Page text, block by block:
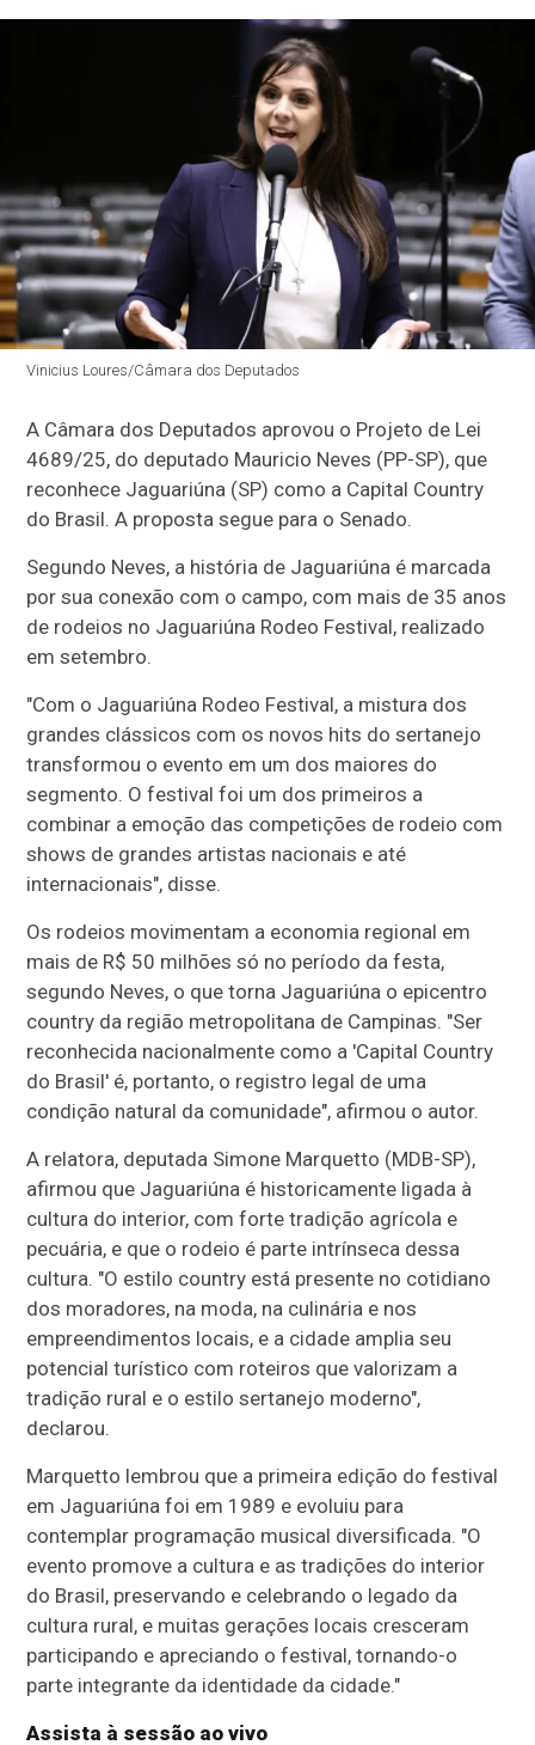
Vinicius Loures/Câmara dos Deputados
A Câmara dos Deputados aprovou o Projeto de Lei
4689/25, do deputado Mauricio Neves (PP-SP), que
reconhece Jaguariúna (SP) como a Capital Country
do Brasil. A proposta segue para o Senado.
Segundo Neves, a história de Jaguariúna é marcada
por sua conexão com o campo, com mais de 35 anos
de rodeios no Jaguariúna Rodeo Festival, realizado
em setembro.
"Com o Jaguariúna Rodeo Festival, a mistura dos
grandes clássicos com os novos hits do sertanejo
transformou o evento em um dos maiores do
segmento. O festival foi um dos primeiros a
combinar a emoção das competições de rodeio com
shows de grandes artistas nacionais e até
internacionais", disse.
Os rodeios movimentam a economia regional em
mais de R$ 50 milhões só no período da festa,
segundo Neves, o que torna Jaguariúna o epicentro
country da região metropolitana de Campinas. "Ser
reconhecida nacionalmente como a 'Capital Country
do Brasil' é, portanto, o registro legal de uma
condição natural da comunidade", afirmou o autor.
A relatora, deputada Simone Marquetto (MDB-SP),
afirmou que Jaguariúna é historicamente ligada à
cultura do interior, com forte tradição agrícola e
pecuária, e que o rodeio é parte intrínseca dessa
cultura. "O estilo country está presente no cotidiano
dos moradores, na moda, na culinária e nos
empreendimentos locais, e a cidade amplia seu
potencial turístico com roteiros que valorizam a
tradição rural e o estilo sertanejo moderno",
declarou.
Marquetto lembrou que a primeira edição do festival
em Jaguariúna foi em 1989 e evoluiu para
contemplar programação musical diversificada. "O
evento promove a cultura e as tradições do interior
do Brasil, preservando e celebrando o legado da
cultura rural, e muitas gerações locais cresceram
participando e apreciando o festival, tornando-o
parte integrante da identidade da cidade."
Assista à sessão ao vivo